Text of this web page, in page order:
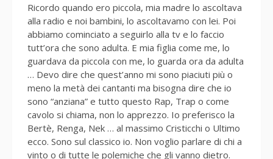
Ricordo quando ero piccola, mia madre lo ascoltava
alla radio e noi bambini, lo ascoltavamo con lei. Poi
abbiamo cominciato a seguirlo alla tv e lo faccio
tutt’ora che sono adulta. E mia figlia come me, lo
guardava da piccola con me, lo guarda ora da adulta
… Devo dire che quest’anno mi sono piaciuti più o
meno la metà dei cantanti ma bisogna dire che io
sono “anziana” e tutto questo Rap, Trap o come
cavolo si chiama, non lo apprezzo. Io preferisco la
Bertè, Renga, Nek … al massimo Cristicchi o Ultimo
ecco. Sono sul classico io. Non voglio parlare di chi a
vinto o di tutte le polemiche che gli vanno dietro.